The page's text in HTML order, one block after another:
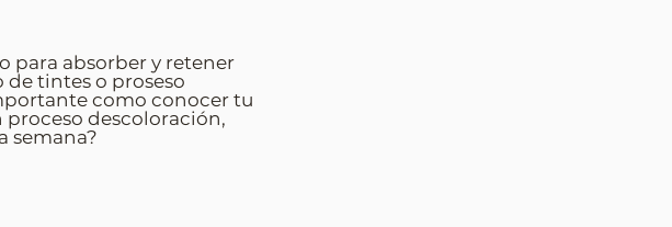
para absorber y retener
de tintes o proseso
como conocer tu
proceso descoloración,
semana?